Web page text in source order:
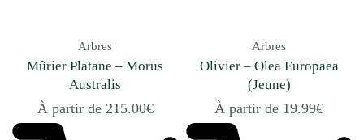
Arbres
Mûrier Platane – Morus
Australis
À partir de 215.00€
Arbres
Olivier – Olea Europaea
(Jeune)
À partir de 19.99€